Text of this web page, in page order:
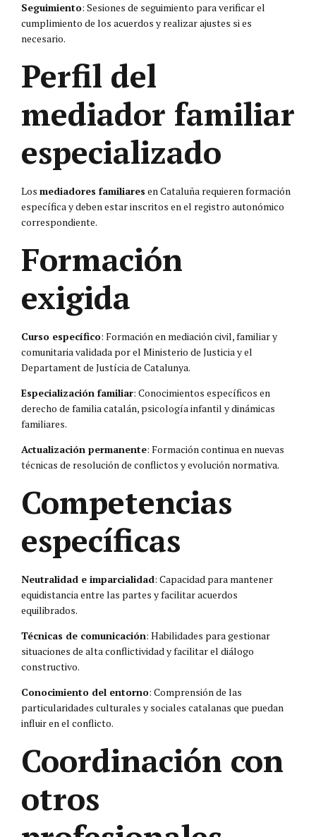
Seguimiento: Sesiones de seguimiento para verificar el
cumplimiento de los acuerdos y realizar ajustes si es
necesario.
Perfil del
mediador familiar
especializado
Los mediadores familiares en Cataluña requieren formación
específica y deben estar inscritos en el registro autonómico
correspondiente.
Formación
exigida
Curso específico: Formación en mediación civil, familiar y
comunitaria validada por el Ministerio de Justicia y el
Departament de Justícia de Catalunya.
Especialización familiar: Conocimientos específicos en
derecho de familia catalán, psicología infantil y dinámicas
familiares.
Actualización permanente: Formación continua en nuevas
técnicas de resolución de conflictos y evolución normativa.
Competencias
específicas
Neutralidad e imparcialidad: Capacidad para mantener
equidistancia entre las partes y facilitar acuerdos
equilibrados.
Técnicas de comunicación: Habilidades para gestionar
situaciones de alta conflictividad y facilitar el diálogo
constructivo.
Conocimiento del entorno: Comprensión de las
particularidades culturales y sociales catalanas que puedan
influir en el conflicto.
Coordinación con
otros